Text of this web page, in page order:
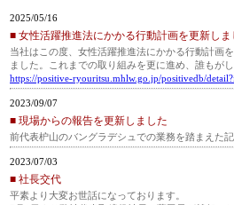
2025/05/16
■ 女性活躍推進法にかかる行動計画を更新しま
当社はこの度、女性活躍推進法にかかる行動計画
ました。これまでの取り組みを更に進め、誰もが
https://positive-ryouritsu.mhlw.go.jp/positivedb/
2023/09/07
■ 現場からの報告を更新しました
前代表枦山のバングラデシュでの業務を踏まえた記
2023/07/03
■ 社長交代
平素より大変お世話になっております。